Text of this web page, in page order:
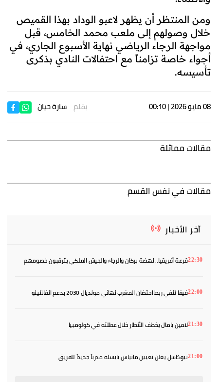
ومن المنتظر أن يظهر لاعبو الوداد بهذا القميص
خلال وصولهم إلى ملعب محمد الخامس، قبل
مواجهة الرجاء الرياضي نهاية الأسبوع الجاري، في
أجواء خاصة تزامناً مع احتفالات النادي بذكرى
تأسيسه.
08 مايو 2026 | 00:10 بقلم سارة حيان
مقالات مماثلة
مقالات في نفس القسم
آخر الأخبار
22:30قرعة أفريقيا.. نهضة بركان والرجاء والجيش الملكي يترقبون خصومهم
22:00فيفا تنفي ربط احتضان المغرب نهائي مونديال 2030 بدعم انفانتينو
21:30لامين يامال يخطف الأنظار خلال عطلته في كولومبيا
21:00نيوكاسل يعلن تعيين ماتياس يايسله مدرباً جديداً للفريق